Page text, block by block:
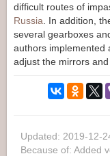
difficult routes of
Russia . In addition,
several gearboxes
authors implemented
adjust the mirrors and
Updated: 2019-12-
Because of: Added